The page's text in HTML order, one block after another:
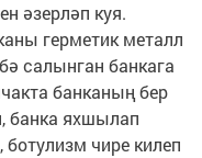
әзерләп куя.
герметик металл
салынган банкага
банканың бер
банка яхшылап
чире килеп